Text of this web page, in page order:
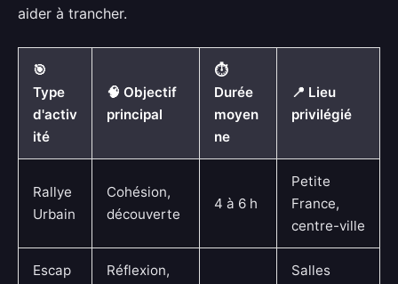
aider à trancher.
🎯
Type
d'activ
ité
🧠 Objectif
principal
⏱️
Durée
moyen
ne
📍 Lieu
privilégié
Rallye
Urbain
Cohésion,
découverte
4 à 6 h
Petite
France,
centre-ville
Escap
Réflexion,
Salles